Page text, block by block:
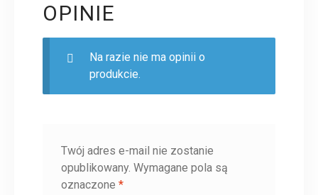
OPINIE
Na razie nie ma opinii o
produkcie.
Twój adres e-mail nie zostanie
opublikowany. Wymagane pola są
oznaczone *